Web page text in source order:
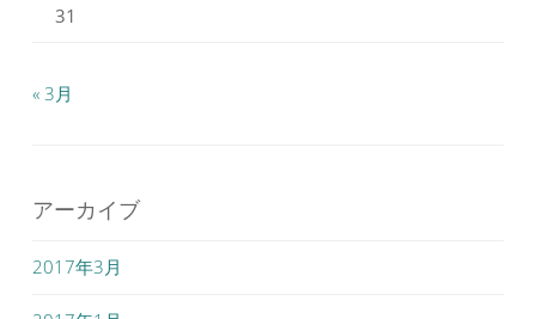
31
« 3月
アーカイブ
2017年3月